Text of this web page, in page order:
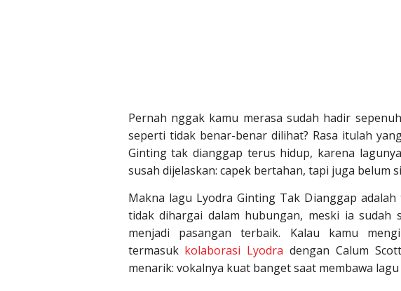
Pernah nggak kamu merasa sudah hadir
seperti tidak benar-benar dilihat? Rasa itulah
Ginting tak dianggap terus hidup, karena
susah dijelaskan: capek bertahan, tapi juga belum
Makna lagu Lyodra Ginting Tak Dianggap
tidak dihargai dalam hubungan, meski ia sudah
menjadi pasangan terbaik. Kalau kamu
termasuk kolaborasi Lyodra dengan Calum
menarik: vokalnya kuat banget saat membawa